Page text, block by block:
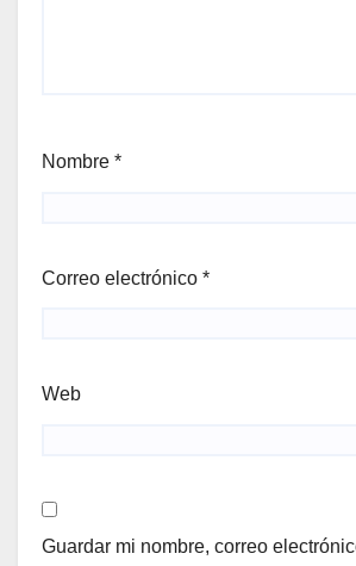
Nombre *
Correo electrónico *
Web
Guardar mi nombre, correo